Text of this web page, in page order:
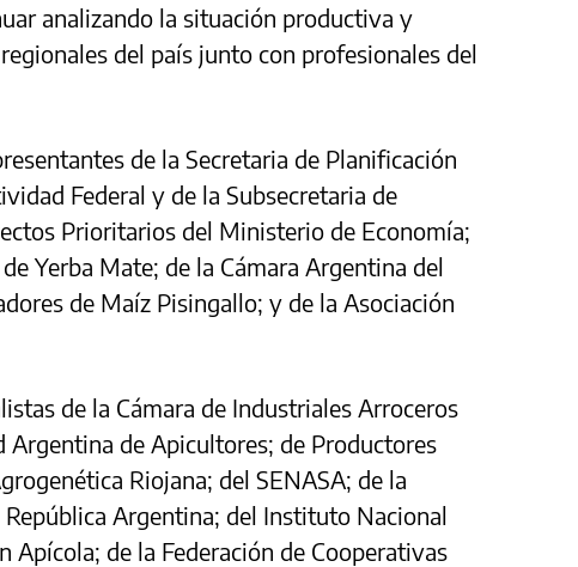
analizando la situación productiva y
del país junto con profesionales del
de la Secretaria de Planificación
Federal y de la Subsecretaria de
Prioritarios del Ministerio de Economía;
Yerba Mate; de la Cámara Argentina del
de Maíz Pisingallo; y de la Asociación
de la Cámara de Industriales Arroceros
Argentina de Apicultores; de Productores
Riojana; del SENASA; de la
República Argentina; del Instituto Nacional
Apícola; de la Federación de Cooperativas